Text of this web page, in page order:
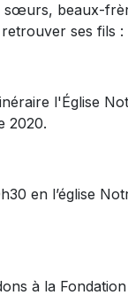
sœurs, beaux-
ses fils
l'Église
2020.
en l’église
à la